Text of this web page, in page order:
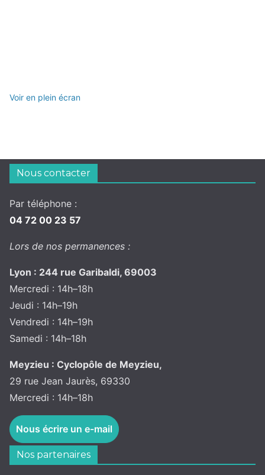
Voir en plein écran
Nous contacter
Par téléphone :
04 72 00 23 57
Lors de nos permanences :
Lyon : 244 rue Garibaldi, 69003
Mercredi : 14h–18h
Jeudi : 14h–19h
Vendredi : 14h–19h
Samedi : 14h–18h
Meyzieu : Cyclopôle de Meyzieu,
29 rue Jean Jaurès, 69330
Mercredi : 14h–18h
Nous écrire un e-mail
Nos partenaires